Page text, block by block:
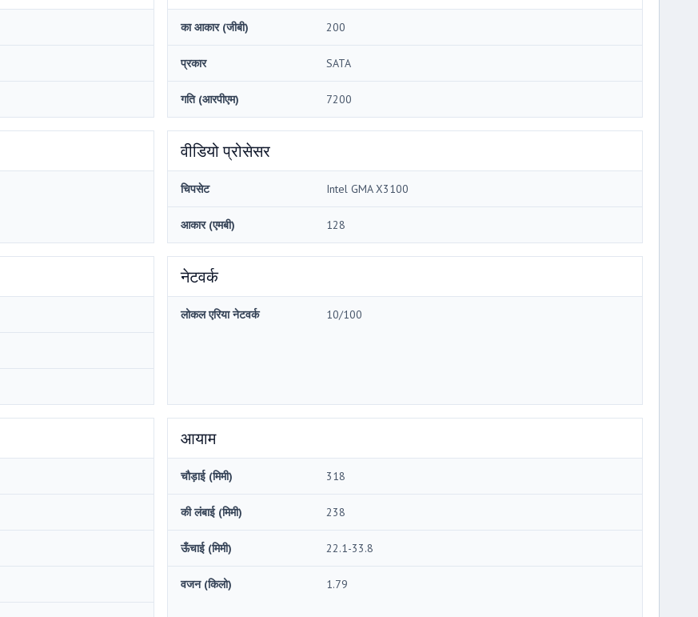
का आकार (जीबी) 200
प्रकार SATA
गति (आरपीएम) 7200
वीडियो प्रोसेसर
चिपसेट Intel GMA X3100
आकार (एमबी) 128
नेटवर्क
लोकल एरिया नेटवर्क 10/100
आयाम
चौड़ाई (मिमी) 318
की लंबाई (मिमी) 238
ऊँचाई (मिमी) 22.1-33.8
वजन (किलो) 1.79